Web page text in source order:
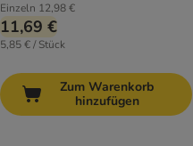
Einzeln 12,98 €
11,69 €
5,85 € / Stück
Zum Warenkorb
hinzufügen